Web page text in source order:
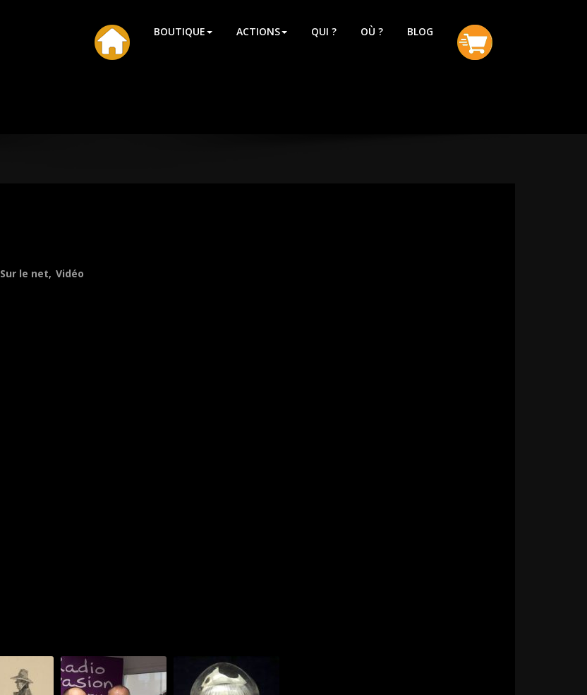
BOUTIQUE ACTIONS QUI ? OÙ ? BLOG
Sur le net, Vidéo